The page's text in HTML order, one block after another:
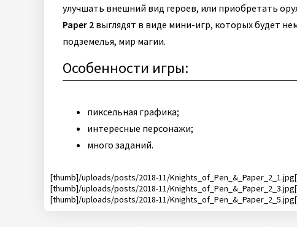
улучшать внешний вид героев, или приобретать
Paper 2 выглядят в виде мини-игр, которых будет
подземелья, мир магии.
Особенности игры:
пиксельная графика;
интересные персонажи;
много заданий.
[thumb]/uploads/posts/2018-11/
[thumb]/uploads/posts/2018-11/
[thumb]/uploads/posts/2018-11/